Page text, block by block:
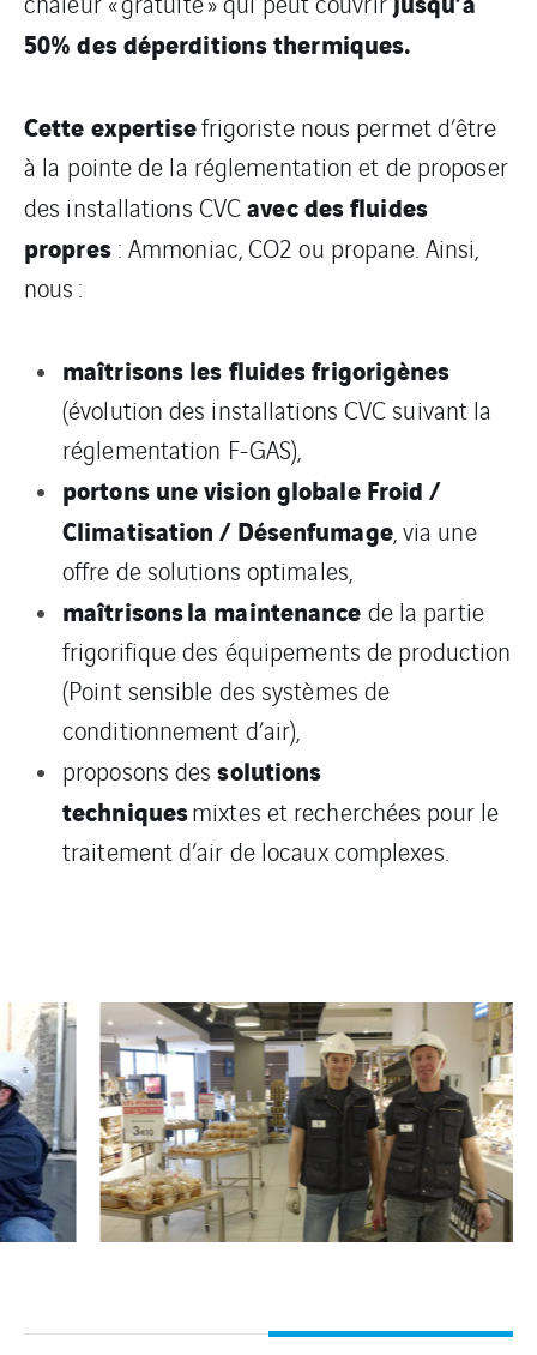
50% des déperditions thermiques.
Cette expertisefrigoriste nous permet d’être
à la pointe de la réglementation et de proposer
des installations CVCavec des fluides
propres: Ammoniac, CO2 ou propane. Ainsi,
nous :
maîtrisons les fluides frigorigènes
(évolution des installations CVC suivant la
réglementation F-GAS),
portons une vision globale Froid /
Climatisation / Désenfumage, via une
offre de solutions optimales,
maîtrisons la maintenance de la partie
frigorifique des équipements de production
(Point sensible des systèmes de
conditionnement d’air),
proposons dessolutions
techniquesmixtes et recherchées pour le
traitement d’air de locaux complexes.